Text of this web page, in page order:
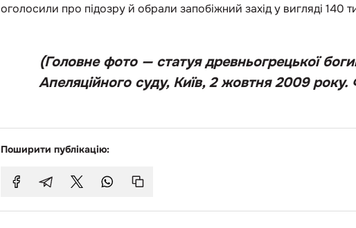
оголосили про підозру й обрали запобіжний захід у вигляді 140
(Головне фото — статуя древньогрецької
Апеляційного суду, Київ, 2 жовтня 2009
Поширити публікацію: